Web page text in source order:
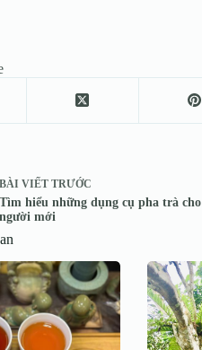
BÀI VIẾT TRƯỚC
Tìm hiểu những dụng cụ pha trà cho
người mới